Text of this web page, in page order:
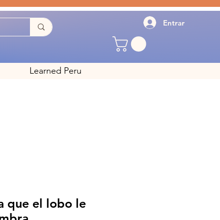
Entrar
Learned Peru
que el lobo le